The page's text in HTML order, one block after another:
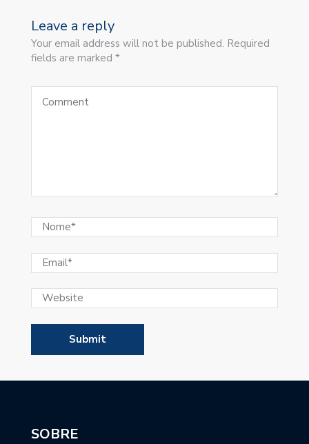
Leave a reply
Your email address will not be published. Required
fields are marked *
SOBRE